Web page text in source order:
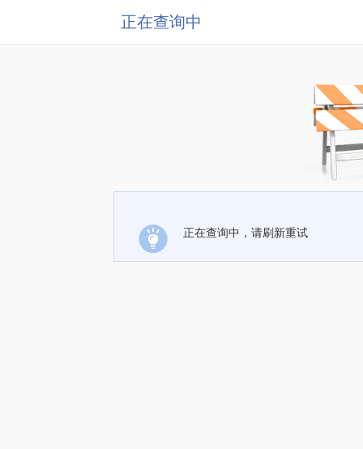
正在查询中
正在查询中，请刷新重试